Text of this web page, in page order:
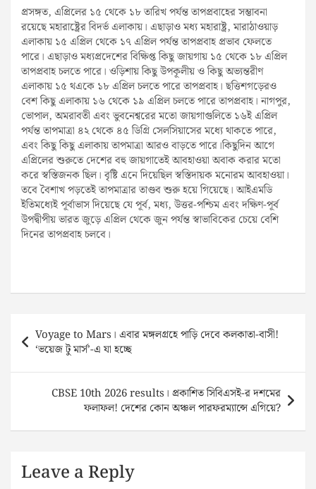
প্রসঙ্গত, এপ্রিলের ১৫ থেকে ১৮ তারিখ পর্যন্ত তাপপ্রবাহের সম্ভাবনা
রয়েছে মহারাষ্ট্রের বিদর্ভ এলাকায়। এছাড়াও মধ্য মহারাষ্ট্র, মারাঠাওয়াড়
এলাকায় ১৫ এপ্রিল থেকে ১৭ এপ্রিল পর্যন্ত তাপপ্রবাহ প্রভাব ফেলতে
পারে। এছাড়াও মধ্যপ্রদেশের বিক্ষিপ্ত কিছু জায়গায় ১৫ থেকে ১৮ এপ্রিল
তাপপ্রবাহ চলতে পারে। ওড়িশায় কিছু উপকূলীয় ও কিছু অভ্যন্তরীণ
এলাকায় ১৫ থএকে ১৮ এপ্রিল চলতে পারে তাপপ্রবাহ। ছত্তিশগড়েরও
বেশ কিছু এলাকায় ১৬ থেকে ১৯ এপ্রিল চলতে পারে তাপপ্রবাহ। নাগপুর,
ভোপাল, অমরাবতী এবং ভুবনেশ্বরের মতো জায়গাগুলিতে ১৬ই এপ্রিল
পর্যন্ত তাপমাত্রা ৪২ থেকে ৪৫ ডিগ্রি সেলসিয়াসের মধ্যে থাকতে পারে,
এবং কিছু কিছু এলাকায় তাপমাত্রা আরও বাড়তে পারে।কিছুদিন আগে
এপ্রিলের শুরুতে দেশের বহু জায়গাতেই আবহাওয়া অবাক করার মতো
করে স্বস্তিজনক ছিল। বৃষ্টি এনে দিয়েছিল স্বস্তিদায়ক মনোরম আবহাওয়া।
তবে বৈশাখ পড়তেই তাপমাত্রার তাণ্ডব শুরু হয়ে গিয়েছে। আইএমডি
ইতিমধ্যেই পূর্বাভাস দিয়েছে যে পূর্ব, মধ্য, উত্তর-পশ্চিম এবং দক্ষিণ-পূর্ব
উপদ্বীপীয় ভারত জুড়ে এপ্রিল থেকে জুন পর্যন্ত স্বাভাবিকের চেয়ে বেশি
দিনের তাপপ্রবাহ চলবে।
navigation
Voyage to Mars। এবার মঙ্গলগ্রহে পাড়ি দেবে কলকাতা-বাসী!
‘ভয়েজ টু মার্স’-এ যা হচ্ছে
CBSE 10th 2026 results। প্রকাশিত সিবিএসই-র দশমের
ফলাফল! দেশের কোন অঞ্চল পারফরম্যান্সে এগিয়ে?
Leave a Reply